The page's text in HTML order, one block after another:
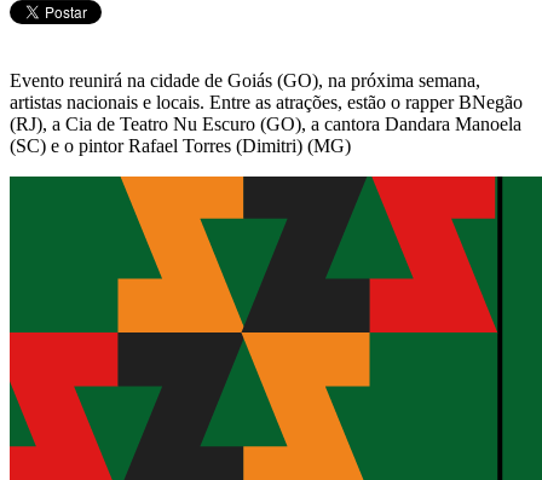
Evento reunirá na cidade de Goiás (GO), na próxima semana,
artistas nacionais e locais. Entre as atrações, estão o rapper BNegão
(RJ), a Cia de Teatro Nu Escuro (GO), a cantora Dandara Manoela
(SC) e o pintor Rafael Torres (Dimitri) (MG)